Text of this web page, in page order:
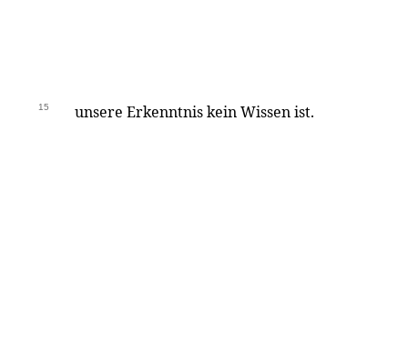
15 unsere Erkenntnis kein Wissen ist.